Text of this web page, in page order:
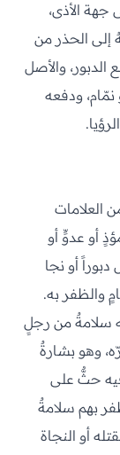
الأذى،
إلى الحذر من
الدبور، والأصل
ودفعه
العلامات
أو عدوٍّ أو
أو نجا
والظفر به.
سلامةٌ من رجلٍ
وهو بشارةٌ
حثٌّ على
بهم سلامةٌ
أو النجاة